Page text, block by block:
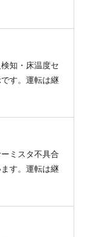
知・床温度セ
す。運転は継
ミスタ不具合
す。運転は継
依頼